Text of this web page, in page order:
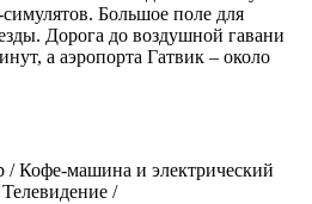
Большое поле для
Дорога до воздушной гавани
а аэропорта Гатвик – около
Кофе-машина и электрический
/